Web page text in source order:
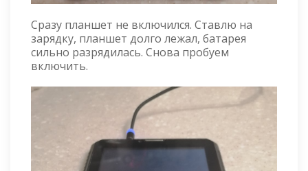
Сразу планшет не включился. Ставлю на
зарядку, планшет долго лежал, батарея
сильно разрядилась. Снова пробуем
включить.